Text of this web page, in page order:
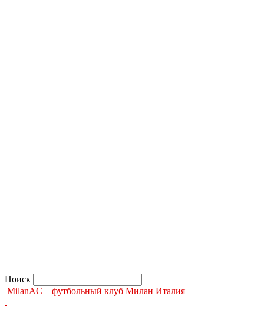
Поиск
MilanAC – футбольный клуб Милан Италия